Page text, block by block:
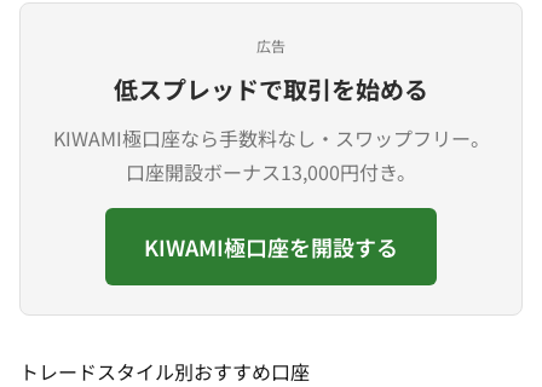
広告
低スプレッドで取引を始める
KIWAMI極口座なら手数料なし・スワップフリー。
口座開設ボーナス13,000円付き。
KIWAMI極口座を開設する
トレードスタイル別おすすめ口座